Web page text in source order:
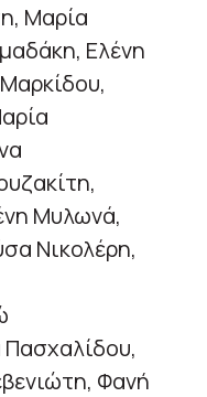
Μαρία
Ελένη
Μυλωνά,
Νικολέρη,
Φανή